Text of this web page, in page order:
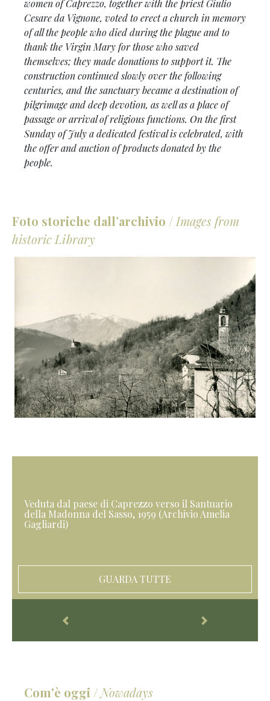
women of Caprezzo, together with the priest Giulio
Cesare da Vignone, voted to erect a church in memory
of all the people who died during the plague and to
thank the Virgin Mary for those who saved
themselves; they made donations to support it. The
construction continued slowly over the following
centuries, and the sanctuary became a destination of
pilgrimage and deep devotion, as well as a place of
passage or arrival of religious functions. On the first
Sunday of July a dedicated festival is celebrated, with
the offer and auction of products donated by the
people.
Foto storiche dall’archivio / Images from
historic Library
Veduta dal paese di Caprezzo verso il Santuario
della Madonna del Sasso, 1959 (Archivio Amelia
Gagliardi)
GUARDA TUTTE
Com'è oggi / Nowadays